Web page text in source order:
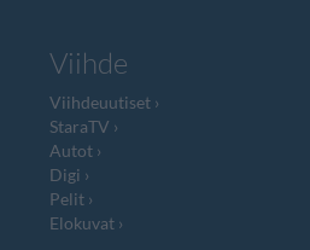
Viihde
Viihdeuutiset
StaraTV
Autot
Digi
Pelit
Elokuvat